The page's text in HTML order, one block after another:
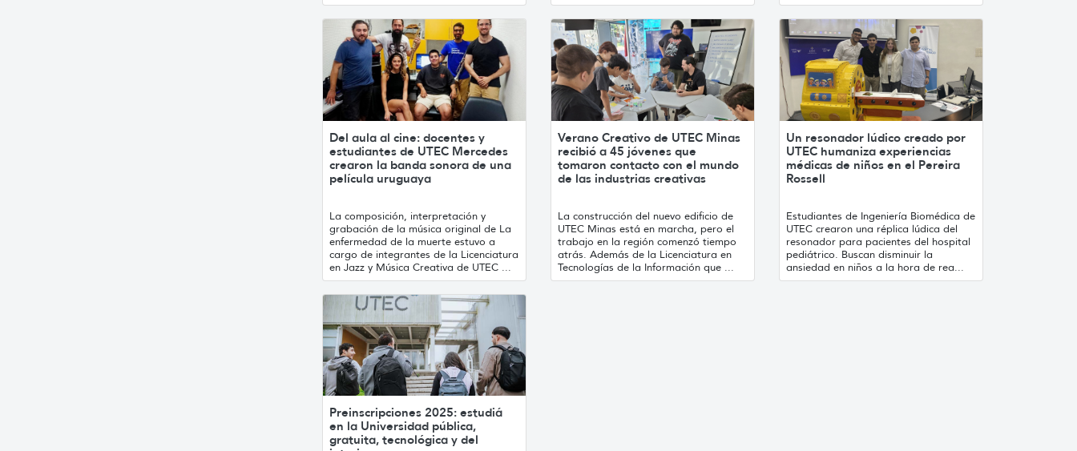
Del aula al cine: docentes y
estudiantes de UTEC Mercedes
crearon la banda sonora de una
película uruguaya
La composición, interpretación y
grabación de la música original de La
enfermedad de la muerte estuvo a
cargo de integrantes de la Licenciatura
en Jazz y Música Creativa de UTEC ...
Verano Creativo de UTEC Minas
recibió a 45 jóvenes que
tomaron contacto con el mundo
de las industrias creativas
La construcción del nuevo edificio de
UTEC Minas está en marcha, pero el
trabajo en la región comenzó tiempo
atrás. Además de la Licenciatura en
Tecnologías de la Información que ...
Un resonador lúdico creado por
UTEC humaniza experiencias
médicas de niños en el Pereira
Rossell
Estudiantes de Ingeniería Biomédica de
UTEC crearon una réplica lúdica del
resonador para pacientes del hospital
pediátrico. Buscan disminuir la
ansiedad en niños a la hora de rea...
Preinscripciones 2025: estudiá
en la Universidad pública,
gratuita, tecnológica y del